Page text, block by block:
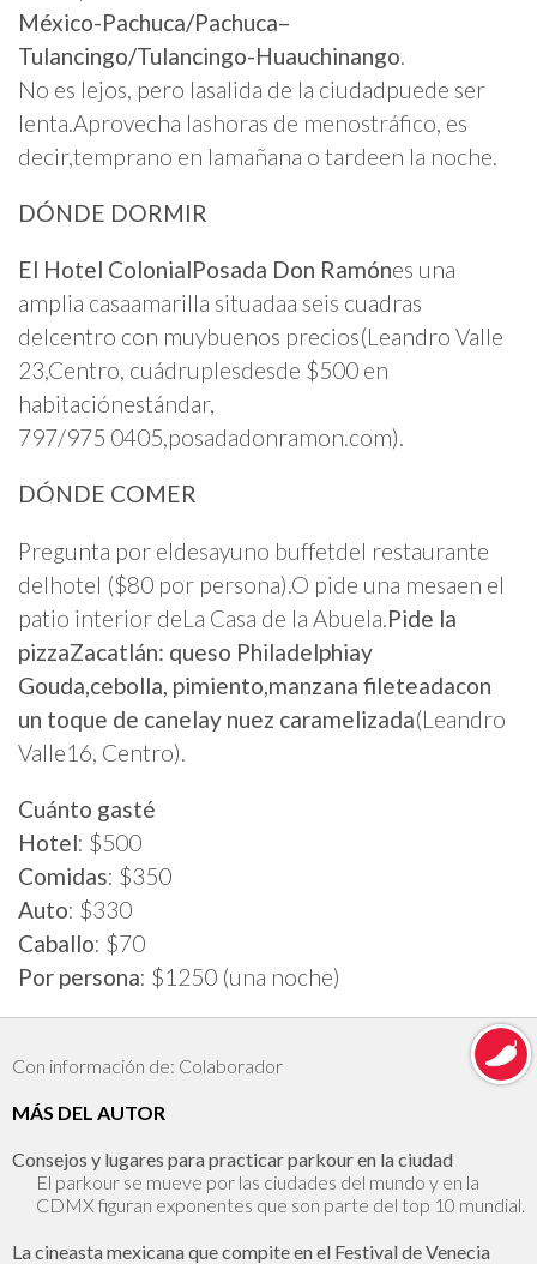
México-Pachuca/Pachuca–
Tulancingo/Tulancingo-Huauchinango.
No es lejos, pero lasalida de la ciudadpuede ser
lenta.Aprovecha lashoras de menostráfico, es
decir,temprano en lamañana o tardeen la noche.
DÓNDE DORMIR
El Hotel ColonialPosada Don Ramónes una
amplia casaamarilla situadaa seis cuadras
delcentro con muybuenos precios(Leandro Valle
23,Centro, cuádruplesdesde $500 en
habitaciónestándar,
797/975 0405,posadadonramon.com).
DÓNDE COMER
Pregunta por eldesayuno buffetdel restaurante
delhotel ($80 por persona).O pide una mesaen el
patio interior deLa Casa de la Abuela.Pide la
pizzaZacatlán: queso Philadelphiay
Gouda,cebolla, pimiento,manzana fileteadacon
un toque de canelay nuez caramelizada(Leandro
Valle16, Centro).
Cuánto gasté
Hotel: $500
Comidas: $350
Auto: $330
Caballo: $70
Por persona: $1250 (una noche)
Con información de: Colaborador
MÁS DEL AUTOR
Consejos y lugares para practicar parkour en la ciudad
El parkour se mueve por las ciudades del mundo y en la
CDMX figuran exponentes que son parte del top 10 mundial.
La cineasta mexicana que compite en el Festival de Venecia